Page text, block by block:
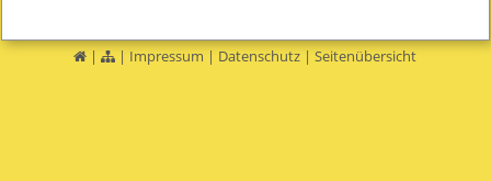
| | Impressum | Datenschutz |Seitenübersicht